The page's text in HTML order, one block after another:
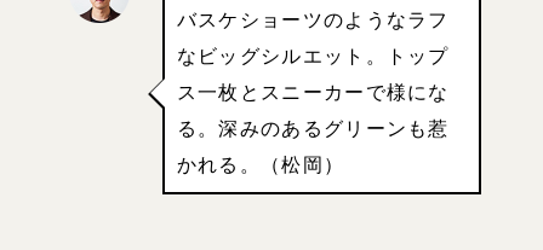
バスケショーツのようなラフ
なビッグシルエット。トップ
ス一枚とスニーカーで様にな
る。深みのあるグリーンも惹
かれる。（松岡）